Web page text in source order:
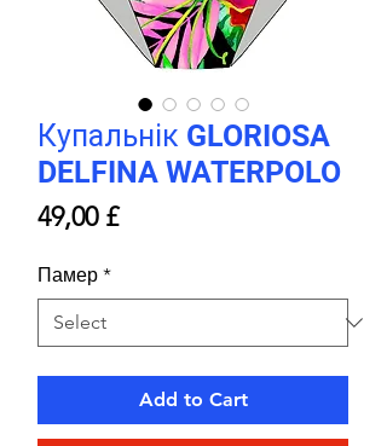
Купальнік GLORIOSA
DELFINA WATERPOLO
49,00 £Price
Памер *
Add to Cart